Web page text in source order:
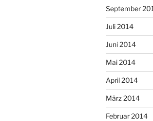
September
Juli 2014
Juni 2014
Mai 2014
April 2014
März 2014
Februar 2014